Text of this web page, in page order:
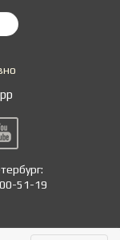
51-19